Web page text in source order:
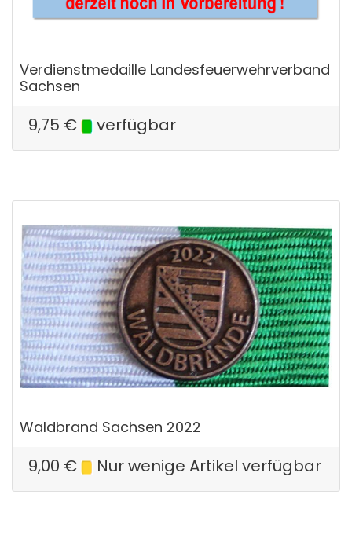
Verdienstmedaille Landesfeuerwehrverband
Sachsen
9,75 € verfügbar
Waldbrand Sachsen 2022
9,00 € Nur wenige Artikel verfügbar